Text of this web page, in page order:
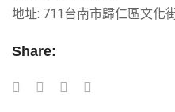
地址: 711台南市歸仁區文化
Share: